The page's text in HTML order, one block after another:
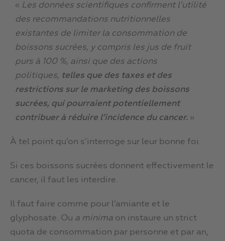
« Les données scientifiques confirment l’utilité
des recommandations nutritionnelles
existantes de limiter la consommation de
boissons sucrées, y compris les jus de fruit
purs à 100 %, ainsi que des actions
politiques, telles que des taxes et des
restrictions sur le marketing des boissons
sucrées, qui pourraient potentiellement
contribuer à réduire l’incidence du cancer. »
À tel point qu’on s’interroge sur leur bonne foi.
Si ces boissons sucrées donnent effectivement le
cancer, il faut les interdire.
Il faut faire comme pour l’amiante et le
glyphosate. Ou a minima on instaure un strict
quota de consommation par personne et par an,